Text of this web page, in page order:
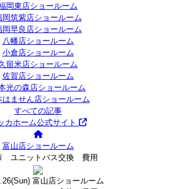
岡東店ショールーム
岡筑紫店ショールーム
岡早良店ショールーム
八幡店ショールーム
小倉店ショールーム
留米店ショールーム
佐賀店ショールーム
光の森店ショールーム
はません店ショールーム
すべての記事
カホーム公式サイト
富山店ショールーム
ユニットバス交換 費用
(Sun) 富山店ショールーム